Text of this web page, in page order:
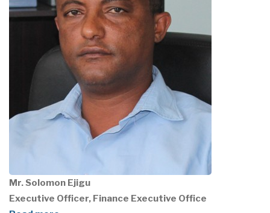
Mr. Solomon Ejigu
Executive Officer, Finance Executive Office